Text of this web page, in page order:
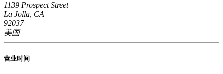
1139 Prospect Street
La Jolla, CA
92037
美国
营业时间